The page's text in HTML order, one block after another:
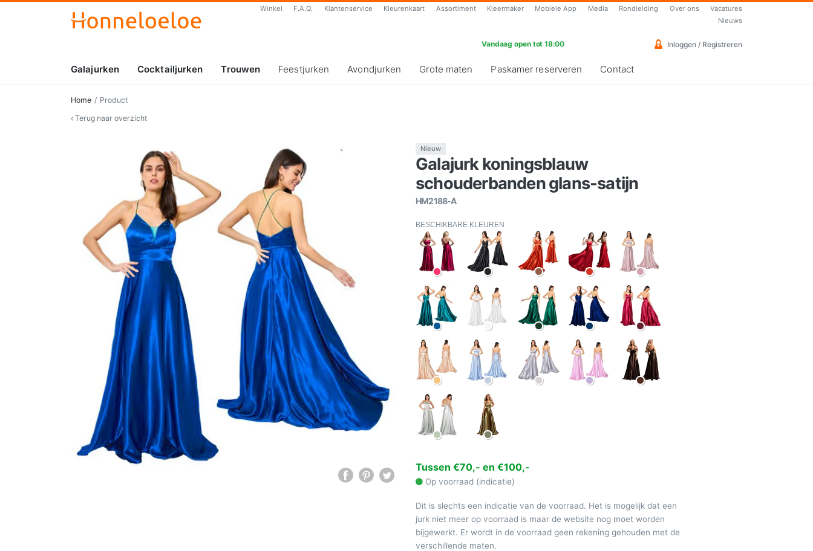
Winkel F.A.Q. Klantenservice Kleurenkaart Assortiment Kleermaker Mobiele App Media Rondleiding Over ons
Vacatures
Nieuws
Vandaag open tot 18:00 Inloggen / Registreren
Galajurken Cocktailjurken Trouwen Feestjurken Avondjurken Grote maten Paskamer reserveren Contact
Home
Product
Terug naar overzicht
Nieuw
Galajurk koningsblauw
schouderbanden glans-satijn
HM2188-A
BESCHIKBARE KLEUREN
Tussen €70,- en €100,-
Op voorraad (indicatie)
Dit is slechts een indicatie van de voorraad. Het is mogelijk dat een
jurk niet meer op voorraad is maar de website nog moet worden
bijgewerkt. Er wordt in de voorraad geen rekening gehouden met de
verschillende maten.